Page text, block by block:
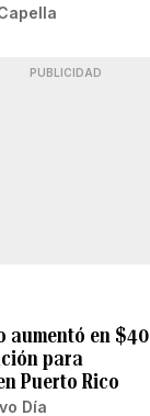
PUBLICIDAD
aumentó en $40
para
Puerto Rico
Día